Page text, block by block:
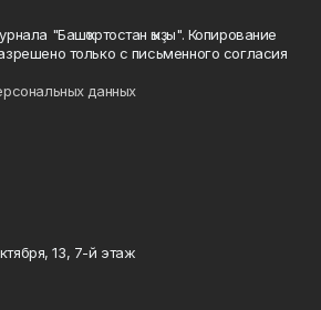
"Башҡортостан ҡыҙы". Копирование
только с письменного согласия
данных
13, 7-й этаж